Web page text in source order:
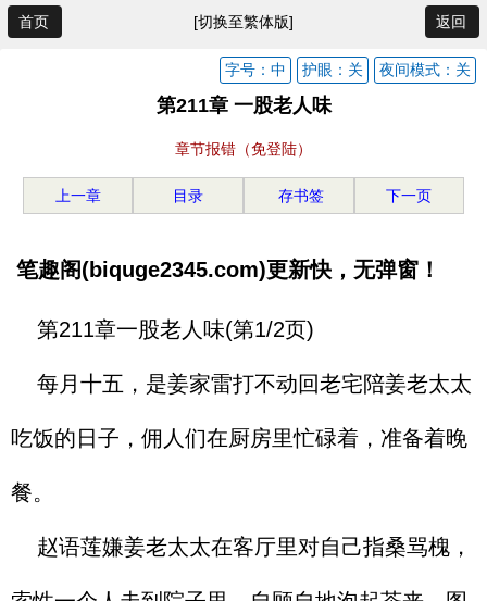
首页 [切换至繁体版] 返回
夜间模式：关
护眼：关
字号：中
第211章 一股老人味
章节报错（免登陆）
上一章 目录 存书签 下一页
笔趣阁(biquge2345.com)更新快，无弹窗！
第211章一股老人味(第1/2页)
每月十五，是姜家雷打不动回老宅陪姜老太太
吃饭的日子，佣人们在厨房里忙碌着，准备着晚
餐。
赵语莲嫌姜老太太在客厅里对自己指桑骂槐，